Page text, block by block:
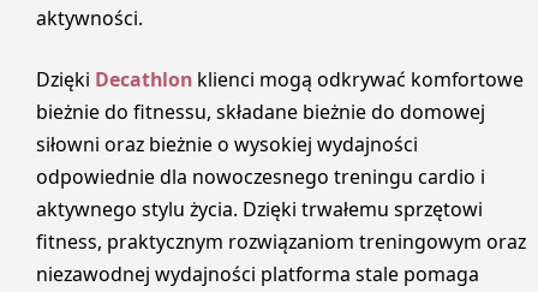
aktywności.
Dzięki Decathlon klienci mogą odkrywać komfortowe
bieżnie do fitnessu, składane bieżnie do domowej
siłowni oraz bieżnie o wysokiej wydajności
odpowiednie dla nowoczesnego treningu cardio i
aktywnego stylu życia. Dzięki trwałemu sprzętowi
fitness, praktycznym rozwiązaniom treningowym oraz
niezawodnej wydajności platforma stale pomaga